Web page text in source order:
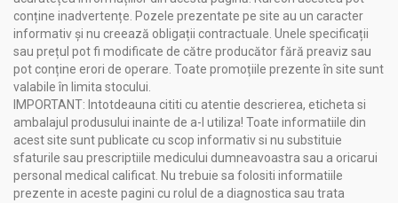
Beneficii:
Induce relaxare și liniște.
Susține un somn odihnitor.
Are proprietăți antiseptice și antiinflamatorii.
Îmbunătățește confortul digestiv în caz de stres
temporar.
Ajuta la ameliorarea durerilor de cap.
Îmbunătățirea sănătății pielii.
Indicații:
Stres și anxietate.
conține inadvertențe. Pozele prezentate pe site au un caracter
informativ și nu creează obligații contractuale. Unele specificații
sau prețul pot fi modificate de către producător fără preaviz sau
pot conține erori de operare. Toate promoțiile prezente în site sunt
valabile în limita stocului.
IMPORTANT: Intotdeauna cititi cu atentie descrierea, eticheta si
ambalajul produsului inainte de a-l utiliza! Toate informatiile din
acest site sunt publicate cu scop informativ si nu substituie
sfaturile sau prescriptiile medicului dumneavoastra sau a oricarui
personal medical calificat. Nu trebuie sa folositi informatiile
prezente in aceste pagini cu rolul de a diagnostica sau trata